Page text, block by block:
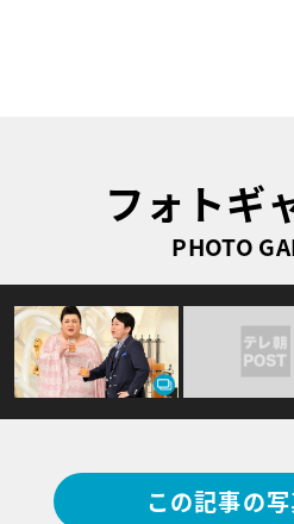
フォトギ
PHOTO
この記事の